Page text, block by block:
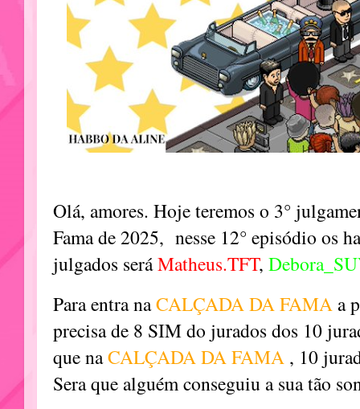
Olá, amores. Hoje teremos o 3°
Fama de 2025, nesse 12° episódio os
julgados seráMatheus.TFT,
Para entra naCALÇADA DA FAMAa
precisa de 8 SIM do jurados dos 10
que naCALÇADA DA FAMA , 10
Sera que alguém conseguiu a sua tão